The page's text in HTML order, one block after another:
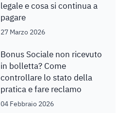
legale e cosa si continua a
pagare
27 Marzo 2026
Bonus Sociale non ricevuto
in bolletta? Come
controllare lo stato della
pratica e fare reclamo
04 Febbraio 2026